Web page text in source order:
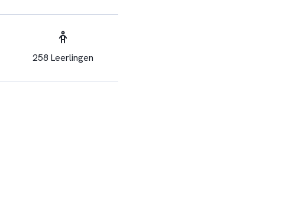
258 Leerlingen